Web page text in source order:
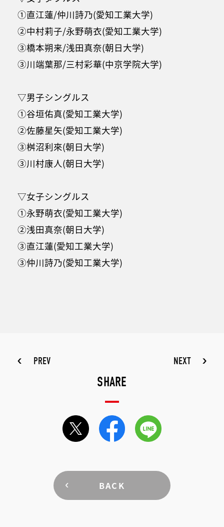
①直江蓮/仲川詩乃(愛知工業大学)
②中村莉子/永野萌衣(愛知工業大学)
③橋本朔来/浅田真奈(朝日大学)
③川端葉那/三村彩華(中京学院大学)
▽男子シングルス
①谷垣佑真(愛知工業大学)
②佐藤星矢(愛知工業大学)
③桝沼利來(朝日大学)
③川村康人(朝日大学)
▽女子シングルス
①永野萌衣(愛知工業大学)
②浅田真奈(朝日大学)
③直江蓮(愛知工業大学)
③仲川詩乃(愛知工業大学)
PREV NEXT
SHARE
BACK